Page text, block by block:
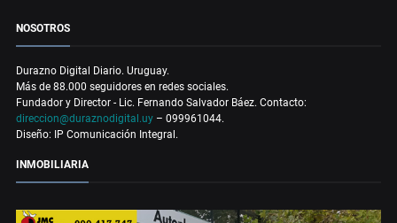
NOSOTROS
Durazno Digital Diario. Uruguay.
Más de 88.000 seguidores en redes sociales.
Fundador y Director - Lic. Fernando Salvador Báez. Contacto:
direccion@duraznodigital.uy – 099961044.
Diseño: IP Comunicación Integral.
INMOBILIARIA